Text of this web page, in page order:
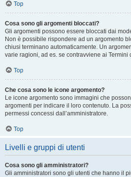
Top
Cosa sono gli argomenti bloccati?
Gli argomenti possono essere bloccati dai
Non è possibile rispondere ad un argomento
chiusi terminano automaticamente. Un
varie ragioni, ad es. se contravviene ai Termini
Top
Che cosa sono le icone argomento?
Le icone argomento sono immagini che
argomenti per indicare il loro contenuto. La
permessi concessi dall’amministratore.
Top
Livelli e gruppi di utenti
Cosa sono gli amministratori?
Gli amministratori sono gli utenti che hanno il